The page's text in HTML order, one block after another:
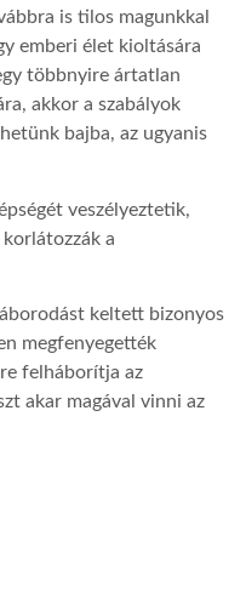
is tilos magunkkal
emberi élet kioltására
többnyire ártatlan
akkor a szabályok
bajba, az ugyanis
veszélyeztetik,
korlátozzák a
keltett bizonyos
megfenyegették
felháborítja az
akar magával vinni az